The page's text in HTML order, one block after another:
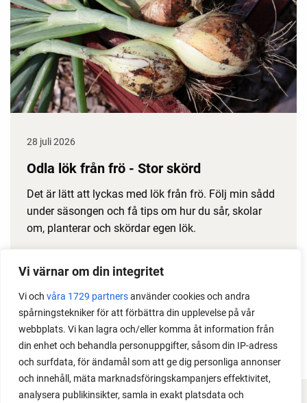
Vi värnar om din integritet
Vi och våra 1729 partnersanvänder cookies och andra
spårningstekniker för att förbättra din upplevelse på vår
webbplats. Vi kan lagra och/eller komma åt information från
din enhet och behandla personuppgifter, såsom din IP-adress
och surfdata, för ändamål som att ge dig personliga annonser
och innehåll, mäta marknadsföringskampanjers effektivitet,
analysera publikinsikter, samla in exakt platsdata och
28 juli 2026
Odla lök från frö - Stor skörd
Det är lätt att lyckas med lök från frö. Följ min sådd
under säsongen och få tips om hur du sår, skolar
om, planterar och skördar egen lök.